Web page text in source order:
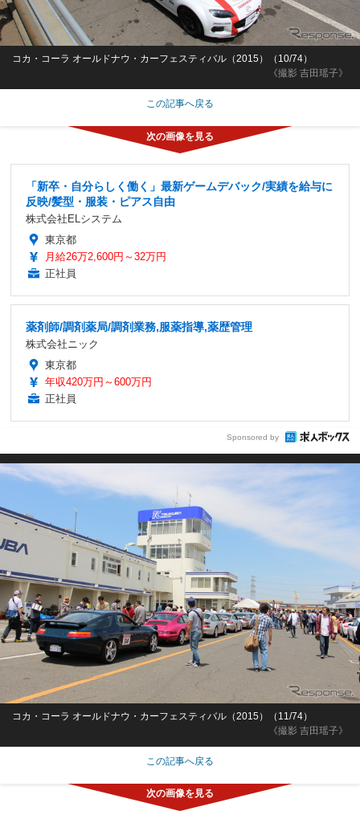
《撮影 吉田瑶子》
コカ・コーラ オールドナウ・カーフェスティバル（2015）（10/74）
この記事へ戻る
「新卒・自分らしく働く」最新ゲームデバック/実績を給与に
反映/髪型・服装・ピアス自由
株式会社ELシステム
東京都
月給26万2,600円～32万円
正社員
薬剤師/調剤薬局/調剤業務,服薬指導,薬歴管理
株式会社ニック
東京都
年収420万円～600万円
正社員
Sponsored by
《撮影 吉田瑶子》
コカ・コーラ オールドナウ・カーフェスティバル（2015）（11/74）
この記事へ戻る